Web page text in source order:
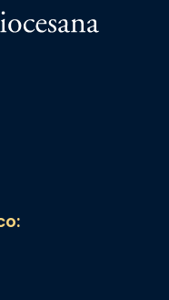
i
sant Cugat, a
la tradició
a Júlia”) i
=
I l’any 1667, el
en una obra
Iluro.